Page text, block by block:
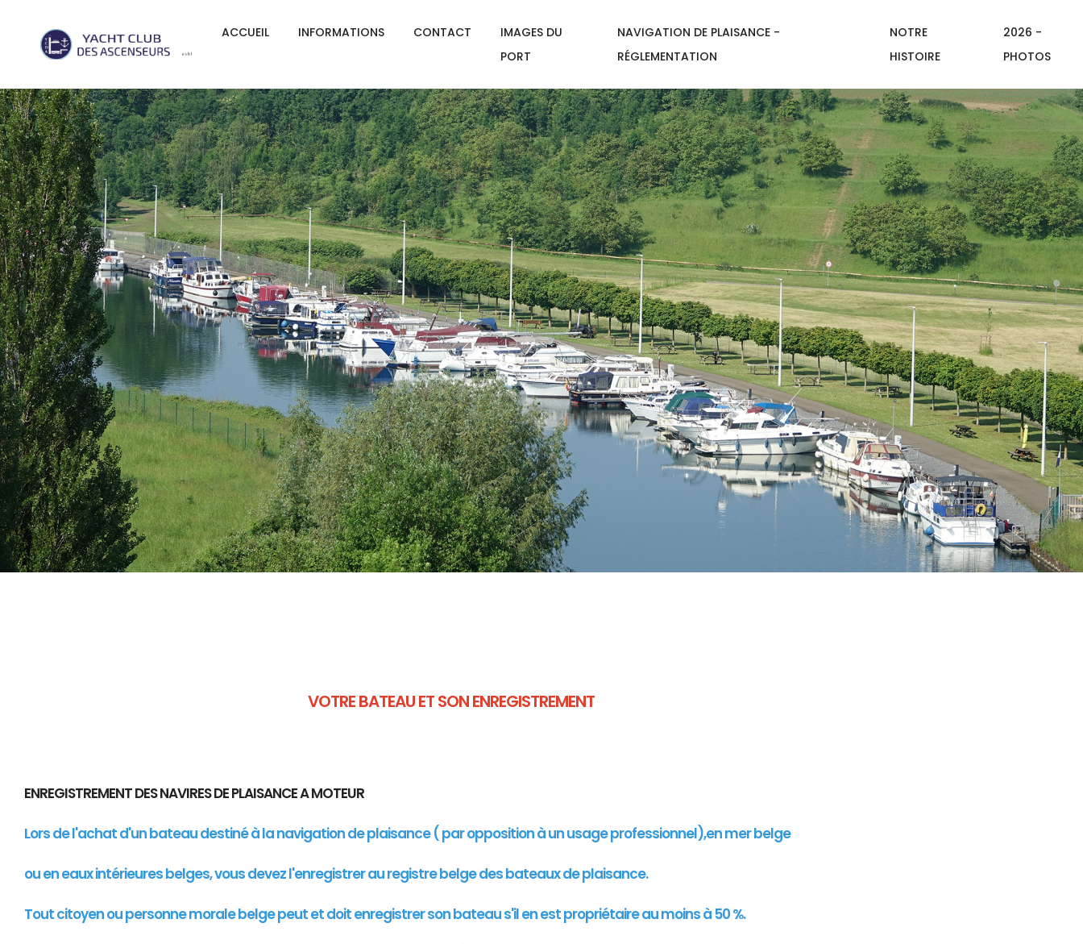
ACCUEIL INFORMATIONS CONTACT
IMAGES DU
PORT
NAVIGATION DE PLAISANCE -
RÉGLEMENTATION
NOTRE
HISTOIRE
2026 -
PHOTOS
VOTRE BATEAU ET SON ENREGISTREMENT
ENREGISTREMENT DES NAVIRES DE PLAISANCE A MOTEUR
Lors de l'achat d'un bateau destiné à la navigation de plaisance ( par opposition à un usage professionnel),en mer belge
ou en eaux intérieures belges, vous devez l'enregistrer au registre belge des bateaux de plaisance.
Tout citoyen ou personne morale belge peut et doit enregistrer son bateau s'il en est propriétaire au moins à 50 %.